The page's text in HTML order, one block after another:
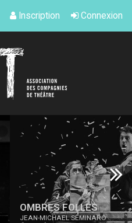
Inscription Connexion